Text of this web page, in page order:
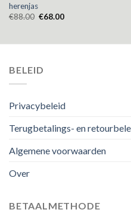
herenjas
€88.00 €68.00
BELEID
Privacybeleid
Terugbetalings- en
Algemene voorwaarden
Over
BETAALMETHODE